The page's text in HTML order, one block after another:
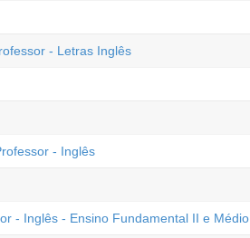
- Letras Inglês
- Inglês
- Inglês - Ensino Fundamental II e Médio